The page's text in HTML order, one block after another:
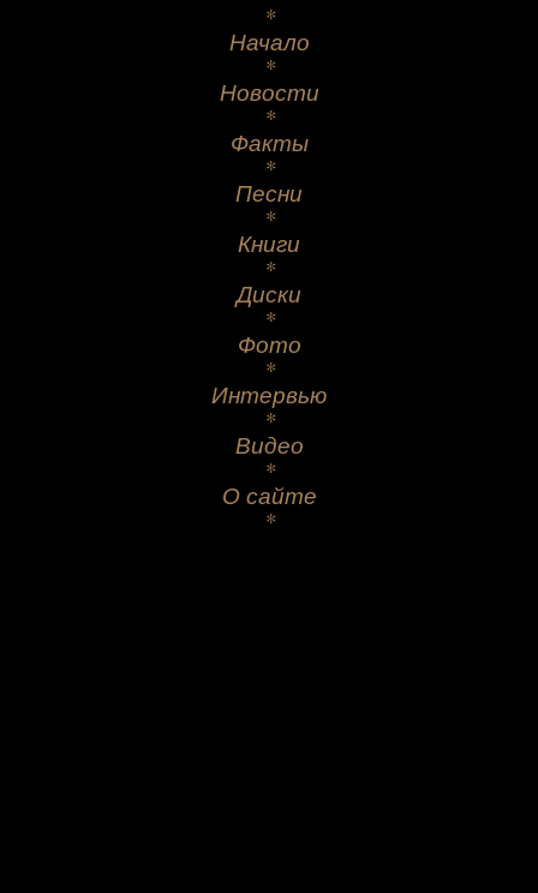
*
Начало
*
Новости
*
Факты
*
Песни
*
Книги
*
Диски
*
Фото
*
Интервью
*
Видео
*
О сайте
*